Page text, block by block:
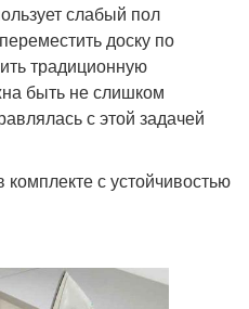
слабый пол
доску по
традиционную
быть не слишком
с этой задачей
комплекте с устойчивостью